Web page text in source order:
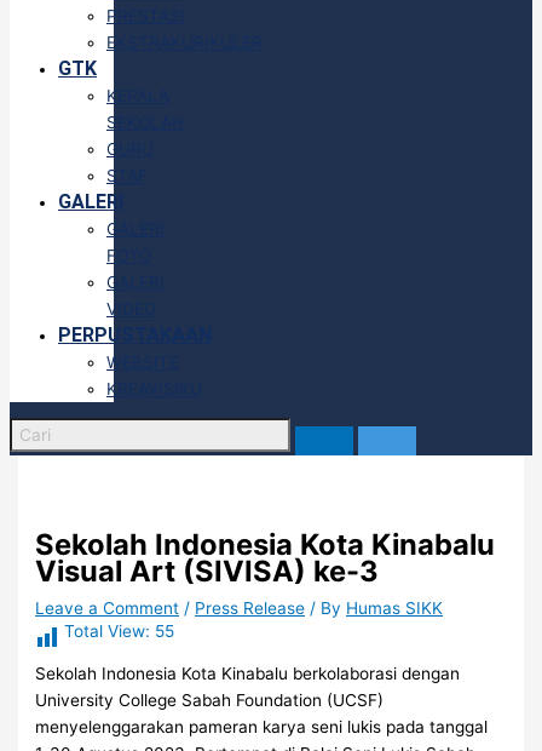
PRESTASI
EKSTRAKURIKULER
GTK
KEPALA
SEKOLAH
GURU
STAF
GALERI
GALERI
FOTO
GALERI
VIDEO
PERPUSTAKAAN
WEBSITE
KREAVISIKU
Sekolah Indonesia Kota Kinabalu
Visual Art (SIVISA) ke-3
Leave a Comment / Press Release / By Humas SIKK
Total View: 55
Sekolah Indonesia Kota Kinabalu berkolaborasi dengan
University College Sabah Foundation (UCSF)
menyelenggarakan pameran karya seni lukis pada tanggal